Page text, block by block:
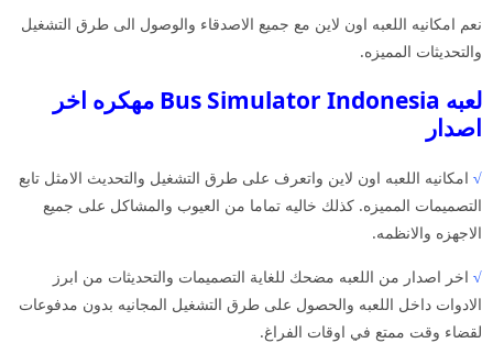
نعم امكانيه اللعبه اون لاين مع جميع الاصدقاء والوصول الى طرق التشغيل
والتحديثات المميزه.
لعبه Bus Simulator Indonesia مهكره اخر
اصدار
√ امكانيه اللعبه اون لاين واتعرف على طرق التشغيل والتحديث الامثل تابع
التصميمات المميزه. كذلك خاليه تماما من العيوب والمشاكل على جميع
الاجهزه والانظمه.
√ اخر اصدار من اللعبه مضحك للغاية التصميمات والتحديثات من ابرز
الادوات داخل اللعبه والحصول على طرق التشغيل المجانيه بدون مدفوعات
لقضاء وقت ممتع في اوقات الفراغ.